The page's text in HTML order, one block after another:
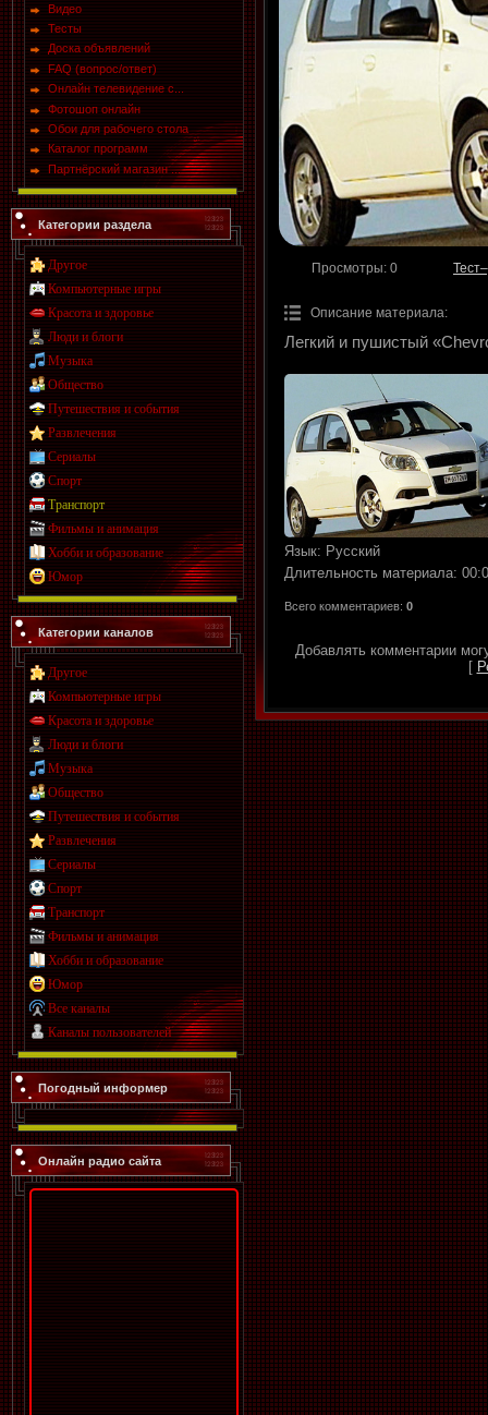
Видео
Тесты
Доска объявлений
FAQ (вопрос/ответ)
Онлайн телевидение с...
Фотошоп онлайн
Обои для рабочего стола
Каталог программ
Партнёрский магазин ...
Категории раздела
Другое
Компьютерные игры
Красота и здоровье
Люди и блоги
Музыка
Общество
Путешествия и события
Развлечения
Сериалы
Спорт
Транспорт
Фильмы и анимация
Хобби и образование
Юмор
Категории каналов
Другое
Компьютерные игры
Красота и здоровье
Люди и блоги
Музыка
Общество
Путешествия и события
Развлечения
Сериалы
Спорт
Транспорт
Фильмы и анимация
Хобби и образование
Юмор
Все каналы
Каналы пользователей
Погодный информер
Онлайн радио сайта
Просмотры: 0
Описание материала:
Легкий и пушистый
Язык: Русский
Длительность материала:
Всего комментариев: 0
Добавлять комментарии
[